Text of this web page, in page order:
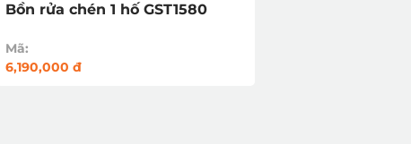
Bồn rửa chén 1 hố GST1580
Mã:
6,190,000 đ